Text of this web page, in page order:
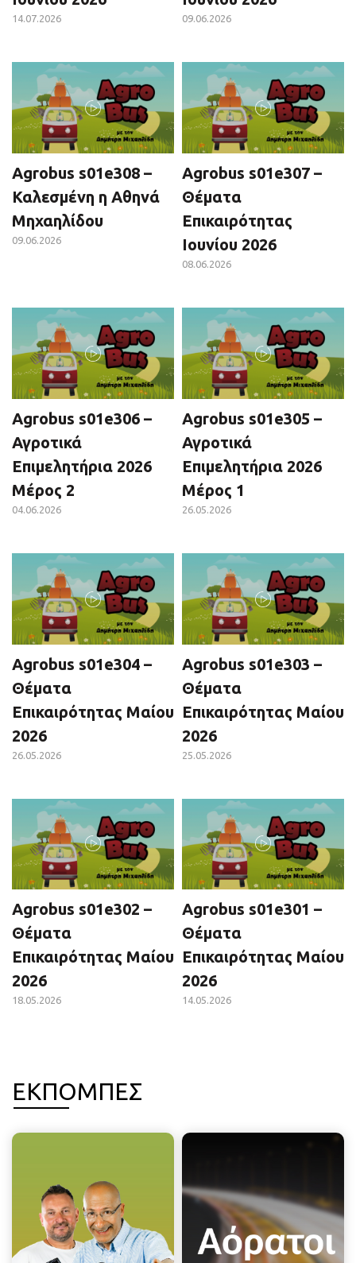
14.07.2026 09.06.2026
Agrobus s01e308 –
Καλεσμένη η Αθηνά
Μηχαηλίδου
09.06.2026
Agrobus s01e307 –
Θέματα
Επικαιρότητας
Ιουνίου 2026
08.06.2026
Agrobus s01e306 –
Αγροτικά
Επιμελητήρια 2026
Μέρος 2
04.06.2026
Agrobus s01e305 –
Αγροτικά
Επιμελητήρια 2026
Μέρος 1
26.05.2026
Agrobus s01e304 –
Θέματα
Επικαιρότητας Μαίου
2026
26.05.2026
Agrobus s01e303 –
Θέματα
Επικαιρότητας Μαίου
2026
25.05.2026
Agrobus s01e302 –
Θέματα
Επικαιρότητας Μαίου
2026
18.05.2026
Agrobus s01e301 –
Θέματα
Επικαιρότητας Μαίου
2026
14.05.2026
ΕΚΠΟΜΠΕΣ